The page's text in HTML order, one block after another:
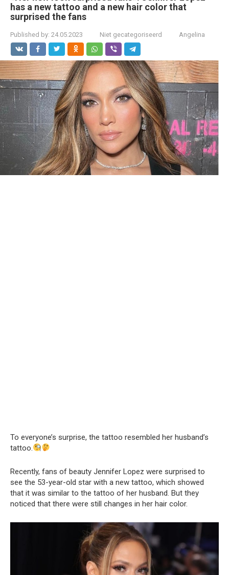
has a new tattoo and a new hair color that
surprised the fans
Published by: 24.05.2023 Niet gecategoriseerd Angelina
To everyone’s surprise, the tattoo resembled her husband’s
tattoo.
Recently, fans of beauty Jennifer Lopez were surprised to
see the 53-year-old star with a new tattoo, which showed
that it was similar to the tattoo of her husband. But they
noticed that there were still changes in her hair color.